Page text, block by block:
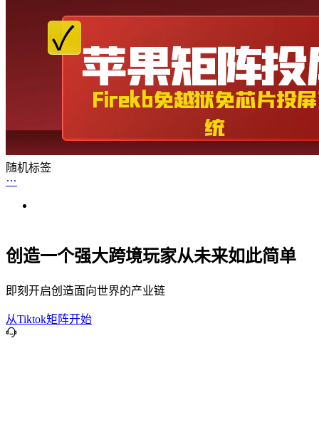
随机标签
创造一个强大跨境玩家从未来如此简单
即刻开启创造面向世界的产业链
从Tiktok矩阵开始